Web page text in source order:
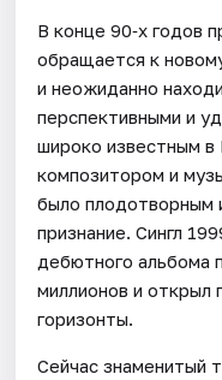
В конце 90‑х годов
обращается к
и неожиданно
перспективными и
широко известным
композитором и
было плодотворным
признание. Сингл
дебютного альбома
миллионов и открыл
горизонты.
Сейчас знаменитый